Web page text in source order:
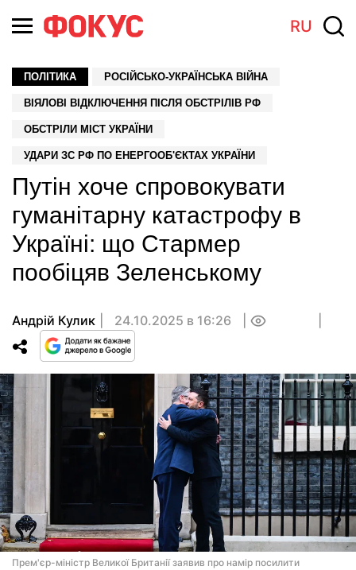
RU
ПОЛІТИКА РОСІЙСЬКО-УКРАЇНСЬКА ВІЙНА
ВІЯЛОВІ ВІДКЛЮЧЕННЯ ПІСЛЯ ОБСТРІЛІВ РФ
ОБСТРІЛИ МІСТ УКРАЇНИ
УДАРИ ЗС РФ ПО ЕНЕРГООБ'ЄКТАХ УКРАЇНИ
Путін хоче спровокувати
гуманітарну катастрофу в
Україні: що Стармер
пообіцяв Зеленському
Андрій Кулик 24.10.2025 в 16:26
Прем'єр-міністр Великої Британії заявив про намір посилити